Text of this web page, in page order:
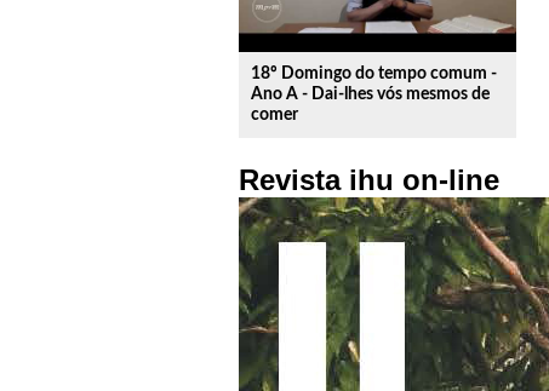
18º Domingo do tempo comum -
Ano A - Dai-lhes vós mesmos de
comer
Revista ihu on-line